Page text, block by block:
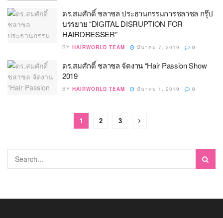
ดร.สมศักดิ์ ชลาชล ประธานกรรมการชลาชล กรุ๊ป
บรรยาย “DIGITAL DISRUPTION FOR
HAIRDRESSER”
BY HAIRWORLD TEAM มีนาคม 7, 2019 0
ดร.สมศักดิ์ ชลาชล จัดงาน “Hair Passion Show
2019
BY HAIRWORLD TEAM มีนาคม 1, 2019 0
1 2 3